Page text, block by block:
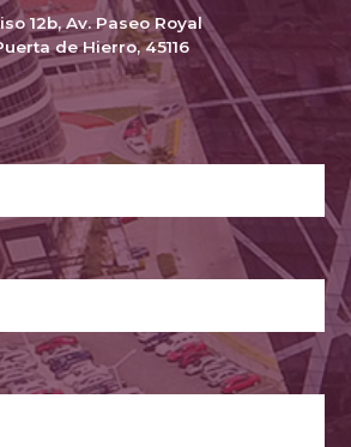
12b, Av. Paseo Royal
de Hierro, 45116